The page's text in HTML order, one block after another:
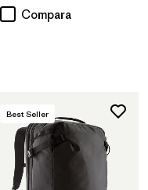
Compara
Best Seller